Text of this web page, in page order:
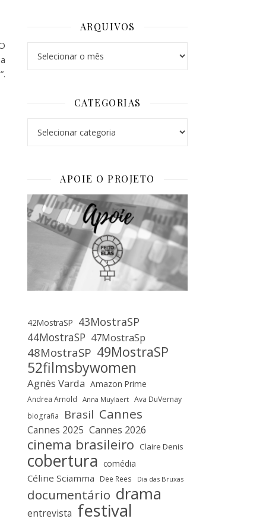
ARQUIVOS
CATEGORIAS
APOIE O PROJETO
42MostraSP 43MostraSP
44MostraSP 47MostraSp
48MostraSP 49MostraSP
52filmsbywomen
Agnès Varda Amazon Prime
Andrea Arnold Anna Muylaert Ava DuVernay
biografia Brasil Cannes
Cannes 2025 Cannes 2026
cinema brasileiro Claire Denis
cobertura comédia
Céline Sciamma Dee Rees Dia das Bruxas
documentário drama
entrevista festival